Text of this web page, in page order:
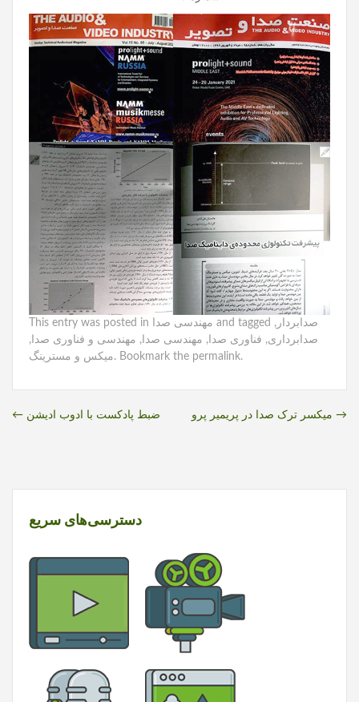
This entry was posted in مهندسی صدا and tagged صدابردار ,
صدابرداری, فناوری صدا , مهندسی صدا , مهندسی و فناوری صدا ,
میکس و مسترینگ. Bookmark the permalink.
Post
← ضبط پادکست با ادوب ادیشن →
دسترسی‌های سریع